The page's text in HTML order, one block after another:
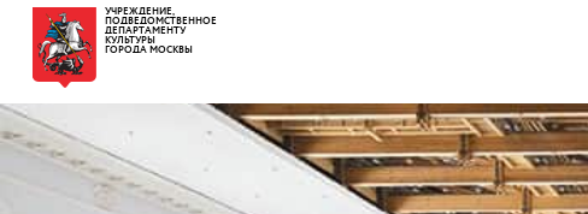
УЧРЕЖДЕНИЕ,
ПОДВЕДОМСТВЕННОЕ
ДЕПАРТАМЕНТУ
КУЛЬТУРЫ
ГОРОДА МОСКВЫ